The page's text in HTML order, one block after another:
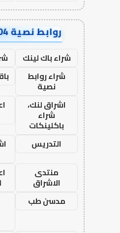
روابط نصية AA14704
شراء باك لينك
شراء روابط
نصية
اشراق لنك،
شراء
باكلينكات
التدريس
منتدى
الاشراق
مدسن طب